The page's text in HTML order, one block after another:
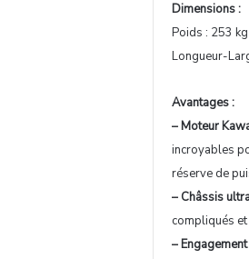
Dimensions :
Poids : 253 kg
Longueur-
Avantages :
– Moteur
incroyables
réserve de
– Châssis
compliqués
–